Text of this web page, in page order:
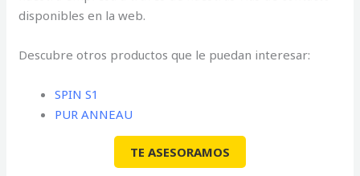
disponibles en la web.
Descubre otros productos que le puedan interesar:
SPIN S1
PUR ANNEAU
TE ASESORAMOS